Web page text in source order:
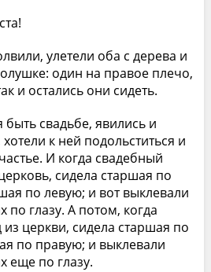
улетели оба с дерева и
один на правое плечо,
и остались они сидеть.
свадьбе, явились и
к ней подольститься и
И когда свадебный
сидела старшая по
по левую; и вот выклевали
по глазу. А потом, когда
церкви, сидела старшая по
по правую; и выклевали
еще по глазу.